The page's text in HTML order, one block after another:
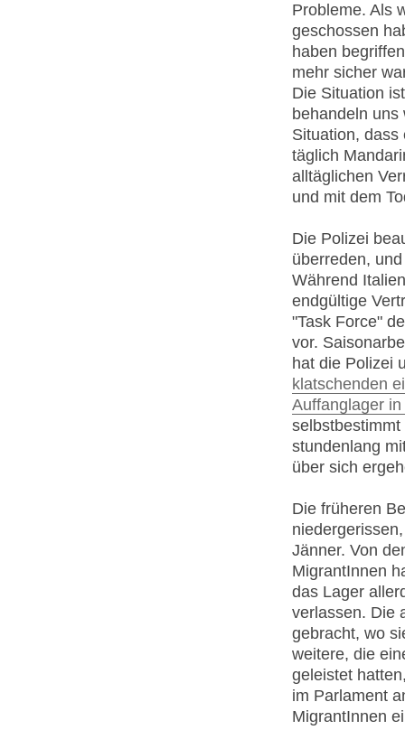
Probleme. Als
geschossen
haben
mehr sicher
Die Situation
behandeln uns
Situation, dass
täglich
alltäglichen
und mit dem
Die Polizei
überreden,
Während
endgültige
"Task Force"
vor.
hat die Polizei
klatschenden
Auffanglager
stundenlang
über sich
Die früheren
Jänner. Von
MigrantInnen
das Lager
verlassen. Die
gebracht, wo
weitere, die
geleistet
im Parlament
MigrantInnen